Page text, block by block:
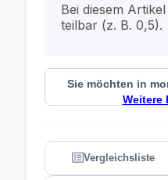
Bei diesem
teilbar (z. B. 0,5).
Sie möchten in
Weitere